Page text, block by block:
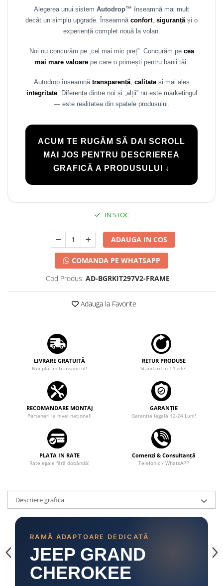
Alegerea unui sistem Autodrop™ înseamnă mai mult
decât un simplu upgrade. Înseamnă confort, siguranțăși o
experiență complet nouă la volan.
Noi nu concurăm pe „cel mai mic preț”. Concurăm pe cea
mai mare valoare pe care o primești pentru banii tăi.
Autodrop înseamnă transparență, calitateși mai ales
integritate. Diferența dintre noi și „alții” nu este marketingul
— este realitatea din spatele produsului.
ACUM TE RUGĂM SĂ DAI SCROLL
MAI JOS PENTRU DESCRIEREA
GRAFICĂ A PRODUSULUI ↓
IN STOC
ADAUGA IN COS
COMANDA PE WHATSAPP
Cod Produs: AD-BGRKIT297V2-FRAME
Adauga la Favorite
LIVRARE GRATUITĂ
Noi plătim transportul!
RETUR PRODUSE
Standard in 14 zile!
RECOMANDARE MONTAJ
Parteneri la nivel național!
GARANȚIE
Garanţie legală 12-24 Luni!
PLATA IN RATE
Rate egale fără dobândă!
Comenzi & Consultanță
Telefonic / WhatsAPP
Descriere grafica
RAMĂ ADAPTOARE DEDICATĂ
JEEP GRAND
CHEROKEE